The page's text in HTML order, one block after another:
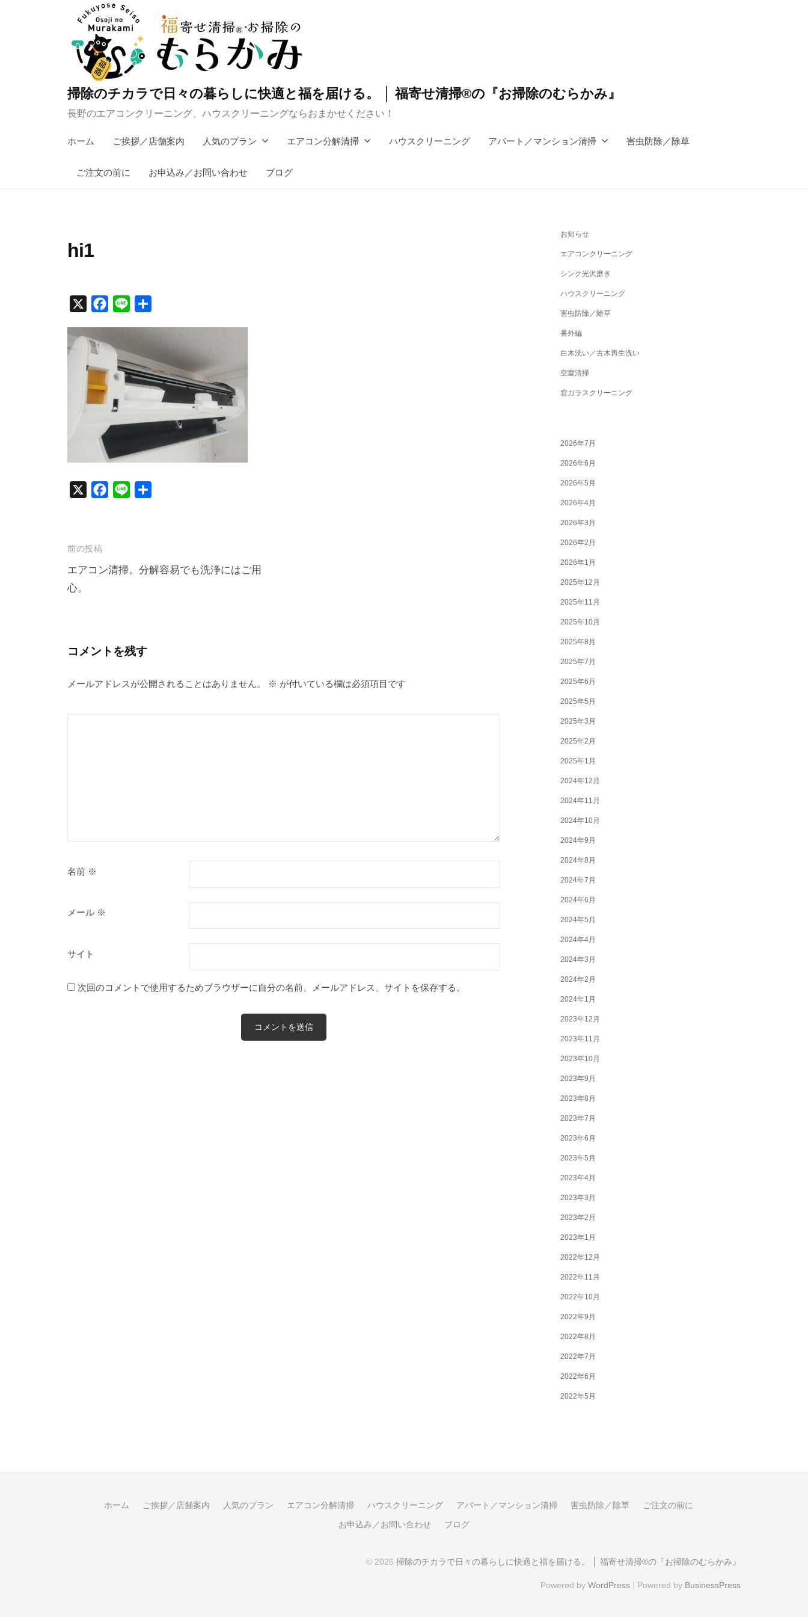
掃除のチカラで日々の暮らしに快適と福を届ける。 │ 福寄せ清掃®の『お掃除のむらかみ』
長野のエアコンクリーニング、ハウスクリーニングならおまかせください！
ホーム ご挨拶／店舗案内 人気のプラン エアコン分解清掃 ハウスクリーニング アパート／マンション清掃 害虫防除／除草
ご注文の前に お申込み／お問い合わせ ブログ
hi1
b
o
e
o
投
稿
ナ
ー
ョ
前の投稿
エアコン清掃。分解容易でも洗浄にはご用
心。
コメントを残す
メールアドレスが公開されることはありません。 ※ が付いている欄は必須項目です
名前 ※
メール ※
サイト
次回のコメントで使用するためブラウザーに自分の名前、メールアドレス、サイトを保存する。
お知らせ
エアコンクリーニング
シンク光沢磨き
ハウスクリーニング
害虫防除／除草
番外編
白木洗い／古木再生洗い
空室清掃
窓ガラスクリーニング
2026年7月
2026年6月
2026年5月
2026年4月
2026年3月
2026年2月
2026年1月
2025年12月
2025年11月
2025年10月
2025年8月
2025年7月
2025年6月
2025年5月
2025年3月
2025年2月
2025年1月
2024年12月
2024年11月
2024年10月
2024年9月
2024年8月
2024年7月
2024年6月
2024年5月
2024年4月
2024年3月
2024年2月
2024年1月
2023年12月
2023年11月
2023年10月
2023年9月
2023年8月
2023年7月
2023年6月
2023年5月
2023年4月
2023年3月
2023年2月
2023年1月
2022年12月
2022年11月
2022年10月
2022年9月
2022年8月
2022年7月
2022年6月
2022年5月
ホーム ご挨拶／店舗案内 人気のプラン エアコン分解清掃 ハウスクリーニング アパート／マンション清掃 害虫防除／除草
ご注文の前に
お申込み／お問い合わせ
ブログ
© 2026 掃除のチカラで日々の暮らしに快適と福を届ける。 │ 福寄せ清掃®の『お掃除のむらかみ』
Powered by WordPress | Powered by BusinessPress